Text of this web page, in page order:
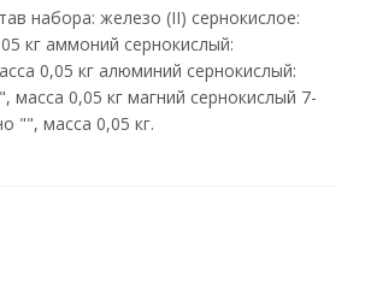
набора: железо (II) сернокислое:
кг аммоний сернокислый:
0,05 кг алюминий сернокислый:
0,05 кг магний сернокислый 7-
"", масса 0,05 кг.